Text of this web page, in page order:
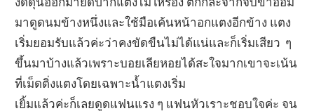
มาดูดนมข้างหนึ่งและใช้มือเค้นหน้าอกแตงอีกข้าง แตง
เริ่มยอมรับแล้วค่ะว่าคงขัดขืนไม่ได้แน่และก็เริ่มเสียว ๆ
ขึ้นมาบ้างแล้วเพราะบอยเลียหอยได้สะใจมากเขาจะเน้น
ที่เม็ดติ่งแตงโดยเฉพาะน้ำแตงเริ่ม
เยิ้มแล้วค่ะก็เลยดูดแฟนแรง ๆ แฟนหัวเราะชอบใจค่ะ จน